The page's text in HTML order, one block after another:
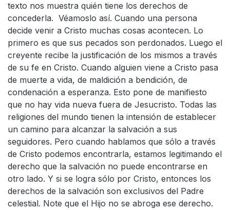
texto nos muestra quién tiene los derechos de
concederla. Véamoslo así. Cuando una persona
decide venir a Cristo muchas cosas acontecen. Lo
primero es que sus pecados son perdonados. Luego el
creyente recibe la justificación de los mismos a través
de su fe en Cristo. Cuando alguien viene a Cristo pasa
de muerte a vida, de maldición a bendición, de
condenación a esperanza. Esto pone de manifiesto
que no hay vida nueva fuera de Jesucristo. Todas las
religiones del mundo tienen la intensión de establecer
un camino para alcanzar la salvación a sus
seguidores. Pero cuando hablamos que sólo a través
de Cristo podemos encontrarla, estamos legitimando el
derecho que la salvación no puede encontrarse en
otro lado. Y si se logra sólo por Cristo, entonces los
derechos de la salvación son exclusivos del Padre
celestial. Note que el Hijo no se abroga ese derecho.